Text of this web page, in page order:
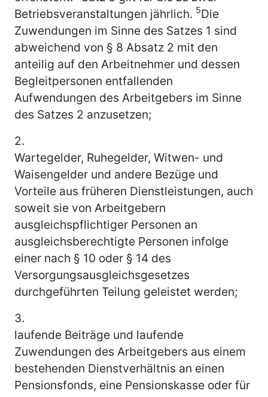
Betriebsveranstaltungen jährlich. 5Die
Zuwendungen im Sinne des Satzes 1 sind
abweichend von § 8 Absatz 2 mit den
anteilig auf den Arbeitnehmer und dessen
Begleitpersonen entfallenden
Aufwendungen des Arbeitgebers im Sinne
des Satzes 2 anzusetzen;
2.
Wartegelder, Ruhegelder, Witwen- und
Waisengelder und andere Bezüge und
Vorteile aus früheren Dienstleistungen, auch
soweit sie von Arbeitgebern
ausgleichspflichtiger Personen an
ausgleichsberechtigte Personen infolge
einer nach § 10 oder § 14 des
Versorgungsausgleichsgesetzes
durchgeführten Teilung geleistet werden;
3.
laufende Beiträge und laufende
Zuwendungen des Arbeitgebers aus einem
bestehenden Dienstverhältnis an einen
Pensionsfonds, eine Pensionskasse oder für